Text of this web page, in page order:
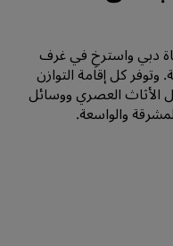
دبي واسترخِ في غرف
وتوفر كل إقامة التوازن
الأثاث العصري ووسائل
والواسعة.